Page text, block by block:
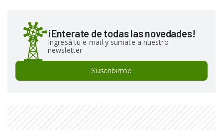
¡Enterate de todas las novedades!
Ingresá tu e-mail y sumate a nuestro
newsletter
Suscribirme